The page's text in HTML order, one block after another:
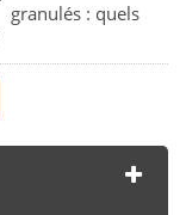
granulés : quels